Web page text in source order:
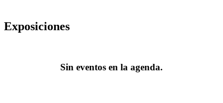
Exposiciones
Sin eventos en la agenda.